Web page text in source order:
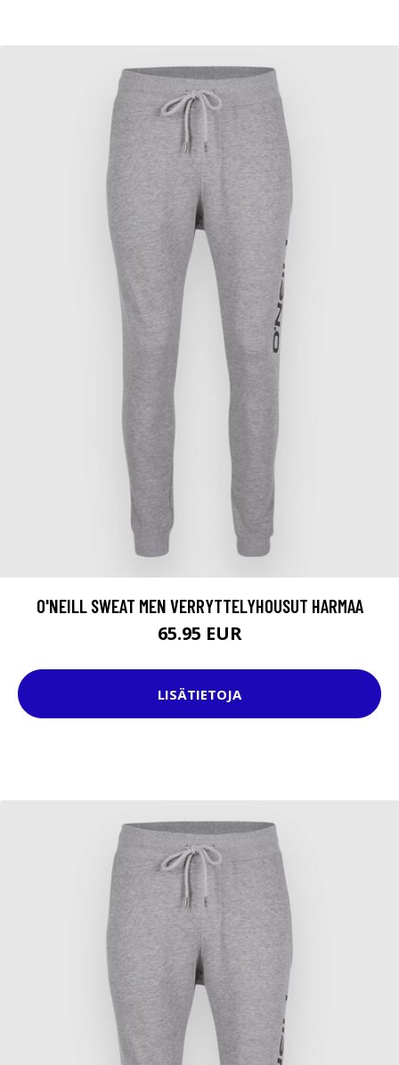
O'NEILL SWEAT MEN VERRYTTELYHOUSUT HARMAA
65.95 EUR
LISÄTIETOJA